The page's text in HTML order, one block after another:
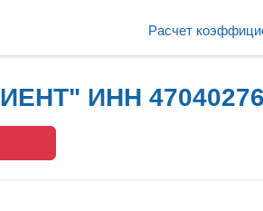
Расчет
ИНН